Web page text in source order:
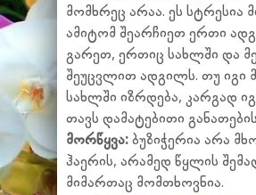
მომხრეც არაა. ეს სტრესია
ამიტომ შეარჩიეთ ერთი
გარეთ, ერთიც სახლში და
შეუცვლით ადგილს. თუ
სახლში იზრდება, კარგად
თავს დამატებითი
მორწყვა:ბუზიჭერია არა
ჰაერის, არამედ წყლის
მიმართაც მომთხოვნია.